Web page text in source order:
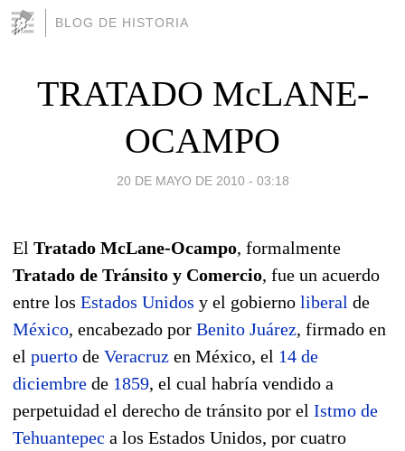
BLOG DE HISTORIA
TRATADO McLANE-
OCAMPO
20 DE MAYO DE 2010 - 03:18
El Tratado McLane-Ocampo, formalmente
Tratado de Tránsito y Comercio, fue un acuerdo
entre los Estados Unidos y el gobierno liberal de
México, encabezado por Benito Juárez, firmado en
el puerto de Veracruz en México, el 14 de
diciembre de 1859, el cual habría vendido a
perpetuidad el derecho de tránsito por el Istmo de
Tehuantepec a los Estados Unidos, por cuatro